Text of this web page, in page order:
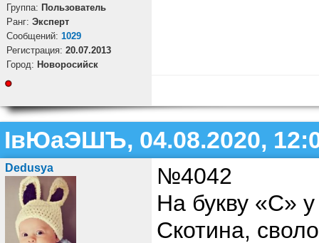
Группа: Пользователь
Ранг: Эксперт
Cообщений: 1029
Регистрация: 20.07.2013
Город: Новоросийск
ІвЮаЭШЪ, 04.08.2020,
Dedusya
№4042
На букву «С»
Скотина,